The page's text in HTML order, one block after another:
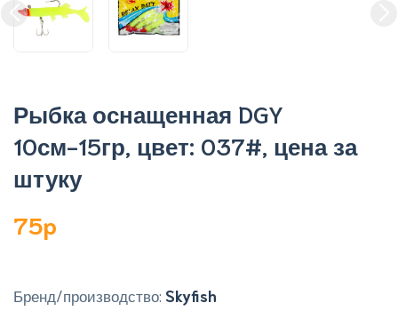
Рыбка оснащенная DGY
10см-15гр, цвет: 037#, цена за
штуку
75p
Бренд/производство: Skyfish